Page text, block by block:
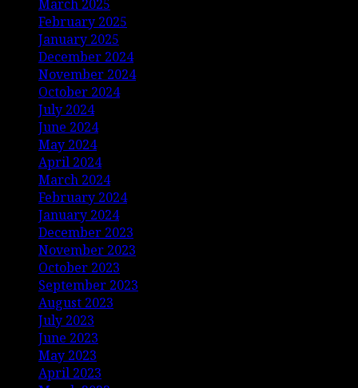
March 2025
February 2025
January 2025
December 2024
November 2024
October 2024
July 2024
June 2024
May 2024
April 2024
March 2024
February 2024
January 2024
December 2023
November 2023
October 2023
September 2023
August 2023
July 2023
June 2023
May 2023
April 2023